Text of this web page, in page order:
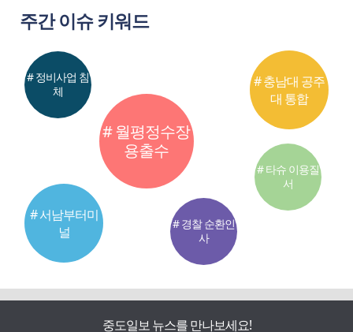
주간 이슈 키워드
# 월평정수장
용출수
# 서남부터미
널
# 충남대 공주
대 통합
# 정비사업 침
체
# 경찰 순환인
사
# 타슈 이용질
서
중도일보 뉴스를 만나보세요!